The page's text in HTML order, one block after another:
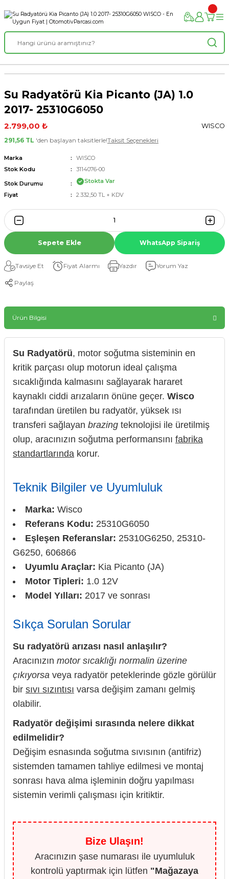
Su Radyatörü Kia Picanto (JA) 1.0
2017- 25310G6050
2.799,00 ₺
WISCO
291,56 TL 'den başlayan taksitlerle!Taksit Seçenekleri
Marka
WISCO
Stok Kodu
3114076-00
Stok Durumu
Stokta Var
Fiyat
2.332,50 TL + KDV
Sepete Ekle WhatsApp Sipariş
Tavsiye Et Fiyat Alarmı Yazdır Yorum Yaz
Paylaş
Ürün Bilgisi
Su Radyatörü, motor soğutma sisteminin en
kritik parçası olup motorun ideal çalışma
sıcaklığında kalmasını sağlayarak hararet
kaynaklı ciddi arızaların önüne geçer. Wisco
tarafından üretilen bu radyatör, yüksek ısı
transferi sağlayan brazing teknolojisi ile üretilmiş
olup, aracınızın soğutma performansını fabrika
standartlarında korur.
Teknik Bilgiler ve Uyumluluk
Marka: Wisco
Referans Kodu: 25310G6050
Eşleşen Referanslar: 25310G6250, 25310-
G6250, 606866
Uyumlu Araçlar: Kia Picanto (JA)
Motor Tipleri: 1.0 12V
Model Yılları: 2017 ve sonrası
Sıkça Sorulan Sorular
Su radyatörü arızası nasıl anlaşılır?
Aracınızın motor sıcaklığı normalin üzerine
çıkıyorsa veya radyatör peteklerinde gözle görülür
bir sıvı sızıntısı varsa değişim zamanı gelmiş
olabilir.
Radyatör değişimi sırasında nelere dikkat
edilmelidir?
Değişim esnasında soğutma sıvısının (antifriz)
sistemden tamamen tahliye edilmesi ve montaj
sonrası hava alma işleminin doğru yapılması
sistemin verimli çalışması için kritiktir.
Bize Ulaşın!
Aracınızın şase numarası ile uyumluluk
kontrolü yaptırmak için lütfen "Mağazaya